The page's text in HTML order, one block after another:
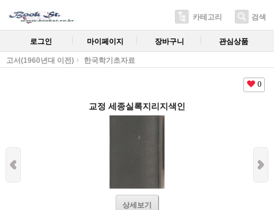
카테고리 검색
로그인 마이페이지 장바구니 관심상품
고서(1960년대 이전) 한국학기초자료
0
교정 세종실록지리지색인
상세보기